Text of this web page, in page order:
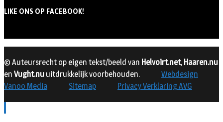
LIKE ONS OP FACEBOOK!
© Auteursrecht op eigen tekst/beeld van Helvoirt.net, Haaren.nu
en Vught.nu uitdrukkelijk voorbehouden.
Webdesign
Vanoo Media
Sitemap Privacy Verklaring AVG